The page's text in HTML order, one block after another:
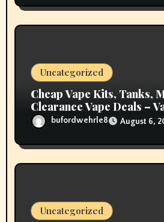
Uncategorized
Cheap Vape Kits, Tanks,
Clearance Vape Deals –
bufordwehrle8 August 6,
Uncategorized